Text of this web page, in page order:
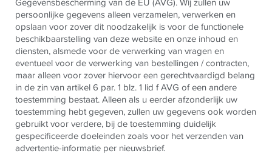
persoonlijke gegevens alleen verzamelen, verwerken en
opslaan voor zover dit noodzakelijk is voor de functionele
beschikbaarstelling van deze website en onze inhoud en
diensten, alsmede voor de verwerking van vragen en
eventueel voor de verwerking van bestellingen / contracten,
maar alleen voor zover hiervoor een gerechtvaardigd belang
in de zin van artikel 6 par. 1 blz. 1 lid f AVG of een andere
toestemming bestaat. Alleen als u eerder afzonderlijk uw
toestemming hebt gegeven, zullen uw gegevens ook worden
gebruikt voor verdere, bij de toestemming duidelijk
gespecificeerde doeleinden zoals voor het verzenden van
advertentie-informatie per nieuwsbrief.